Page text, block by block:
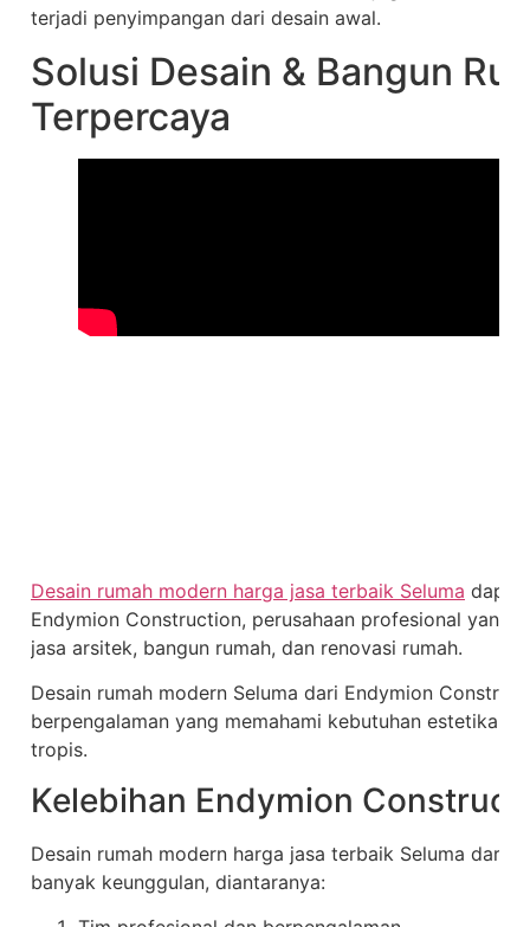
terjadi penyimpangan dari desain awal.
Solusi Desain & Bangun
Terpercaya
Desain rumah modern harga jasa terbaik Seluma dapat
Endymion Construction, perusahaan profesional yang
jasa arsitek, bangun rumah, dan renovasi rumah.
Desain rumah modern Seluma dari Endymion
berpengalaman yang memahami kebutuhan estetika,
tropis.
Kelebihan Endymion
Desain rumah modern harga jasa terbaik Seluma dari
banyak keunggulan, diantaranya: